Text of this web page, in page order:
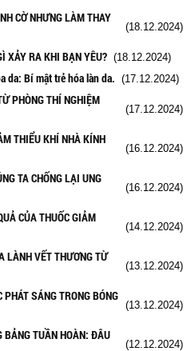
CỜ NHƯNG LÀM THAY
(18.12.2024)
XẢY RA KHI BẠN YÊU? (18.12.2024)
da: Bí mật trẻ hóa làn da. (17.12.2024)
PHÒNG THÍ NGHIỆM
(17.12.2024)
THIỂU KHÍ NHÀ KÍNH
(16.12.2024)
TA CHỐNG LẠI UNG
(16.12.2024)
CỦA THUỐC GIẢM
(14.12.2024)
LÀNH VẾT THƯƠNG TỪ
(13.12.2024)
SÁNG TRONG BÓNG
(13.12.2024)
BẢNG TUẦN HOÀN: ĐÂU
(12.12.2024)